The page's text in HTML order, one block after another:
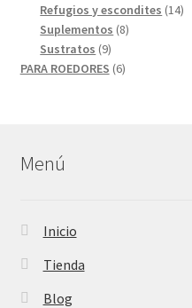
productos
Refugios y escondites 1414
Suplementos 88
Sustratos 99
productos
PARA ROEDORES 66
Menú
Inicio
Tienda
Blog